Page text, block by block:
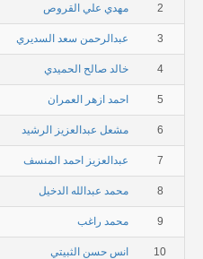
2 مهدي علي القروص
3 عبدالرحمن سعد السديري
4 خالد صالح الحميدي
5 احمد ازهر العمران
6 مشعل عبدالعزيز الرشيد
7 عبدالعزيز احمد المنسف
8 محمد عبدالله الدخيل
9 محمد راغب
10 انس حسن الثبيتي